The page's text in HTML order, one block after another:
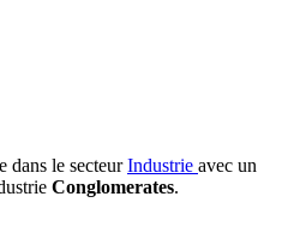
dans le secteurIndustrie avec un
Conglomerates.